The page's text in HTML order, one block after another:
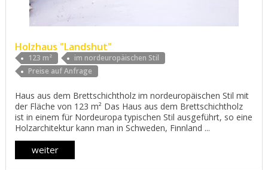
Holzhaus "Landshut"
123 m²
im nordeuropäischen Stil
Preise auf Anfrage
Haus aus dem Brettschichtholz im nordeuropäischen Stil mit
der Fläche von 123 m² Das Haus aus dem Brettschichtholz
ist in einem für Nordeuropa typischen Stil ausgeführt, so eine
Holzarchitektur kann man in Schweden, Finnland ...
weiter